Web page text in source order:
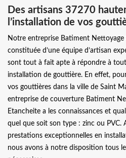
Des artisans 37270
l’installation de vos
Notre entreprise Batiment
constituée d’une équipe d’artisan
sont tout à fait apte à répondre à
installation de gouttière. En effet,
vos gouttières dans la ville de Saint
entreprise de couverture Batiment
Etancheite a les connaissances et
quel que soit son type : zinc ou PVC.
prestations exceptionnelles en
nous avons à notre disposition tous